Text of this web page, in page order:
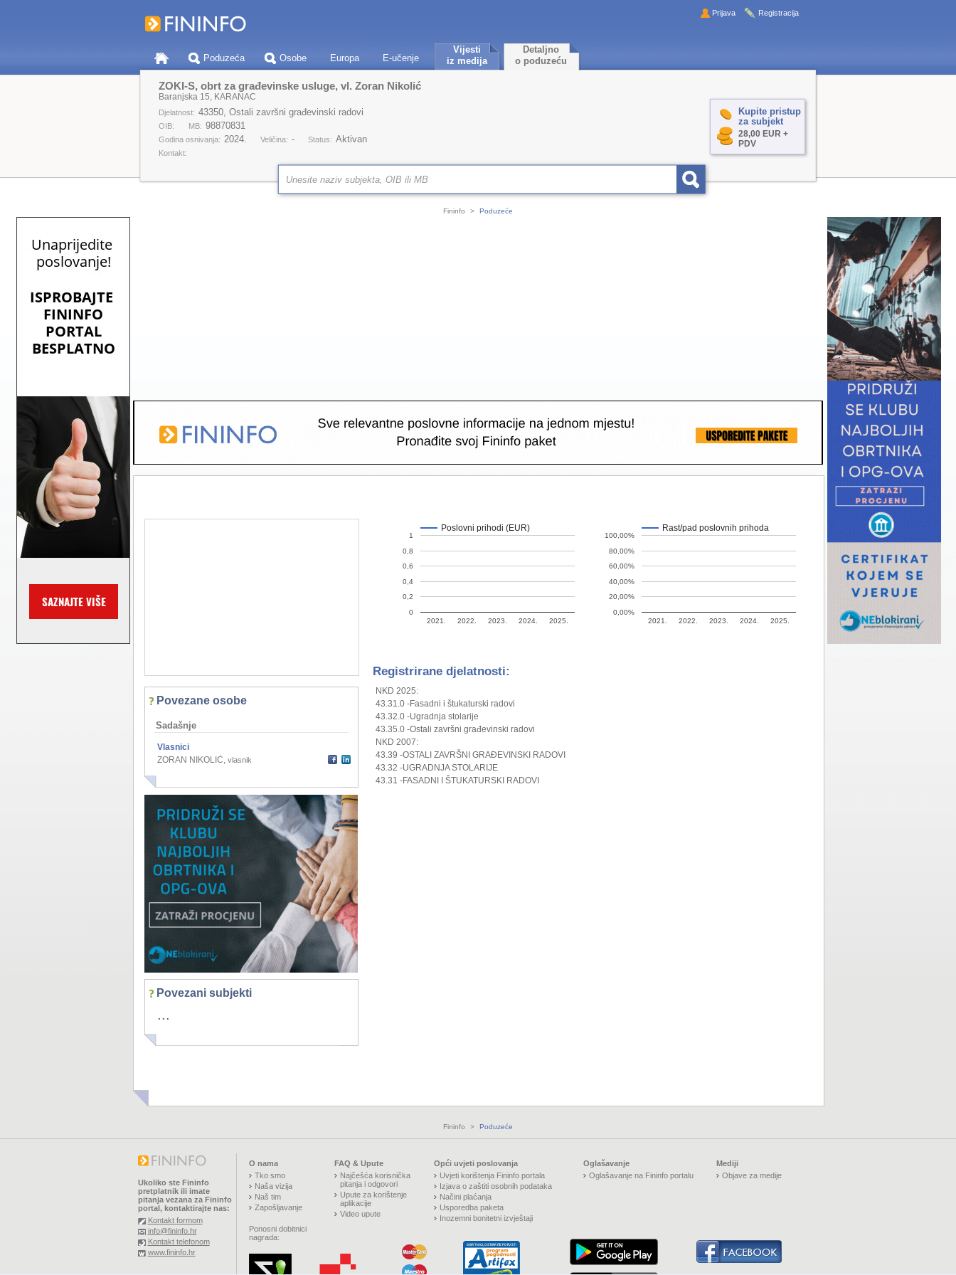
Poduzeća Osobe Europa E-učenje
Vijesti
iz medija
Detaljno
o poduzeću
Prijava Registracija
Kupite pristup
za subjekt
28,00 EUR +
PDV
ZOKI-S, obrt za građevinske usluge, vl. Zoran Nikolić
Baranjska 15, KARANAC
Djelatnost: 43350, Ostali završni građevinski radovi
OIB: MB: 98870831
Godina osnivanja: 2024. Veličina: - Status: Aktivan
Kontakt:
Fininfo > Poduzeće
Povezane osobe
Sadašnje
Vlasnici
ZORAN NIKOLIĆ, vlasnik
Povezani subjekti
...
Poslovni prihodi (EUR)
2021. 2022. 2023. 2024. 2025.
0
0,2
0,4
0,6
0,8
1
Rast/pad poslovnih prihoda
2021. 2022. 2023. 2024. 2025.
0,00%
20,00%
40,00%
60,00%
80,00%
100,00%
Registrirane djelatnosti:
NKD 2025:
43.31.0 -Fasadni i štukaturski radovi
43.32.0 -Ugradnja stolarije
43.35.0 -Ostali završni građevinski radovi
NKD 2007:
43.39 -OSTALI ZAVRŠNI GRAĐEVINSKI RADOVI
43.32 -UGRADNJA STOLARIJE
43.31 -FASADNI I ŠTUKATURSKI RADOVI
Fininfo > Poduzeće
Ukoliko ste Fininfo
pretplatnik ili imate
pitanja vezana za Fininfo
portal, kontaktirajte nas:
Kontakt formom
info@fininfo.hr
Kontakt telefonom
www.fininfo.hr
O nama
Tko smo
Naša vizija
Naš tim
Zapošljavanje
Ponosni dobitnici
nagrada:
FAQ & Upute
Najčešća korisnička
pitanja i odgovori
Upute za korištenje
aplikacije
Video upute
Opći uvjeti poslovanja
Uvjeti korištenja Fininfo portala
Izjava o zaštiti osobnih podataka
Načini plaćanja
Usporedba paketa
Inozemni bonitetni izvještaji
Oglašavanje
Oglašavanje na Fininfo portalu
Mediji
Objave za medije